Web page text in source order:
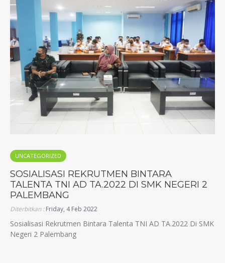
UNCATEGORIZED
SOSIALISASI REKRUTMEN BINTARA
TALENTA TNI AD TA.2022 DI SMK NEGERI 2
PALEMBANG
Diterbitkan :Friday, 4 Feb 2022
Sosialisasi Rekrutmen Bintara Talenta TNI AD TA.2022 Di SMK
Negeri 2 Palembang